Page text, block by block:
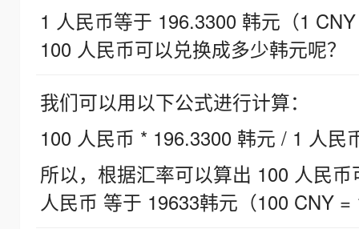
1 人民币等于 196.3300 韩元（1
100 人民币可以兑换成多少韩元呢？
我们可以用以下公式进行计算：
100 人民币 * 196.3300 韩元 / 1 人民
所以，根据汇率可以算出 100 人民
人民币 等于 19633韩元（100 CNY =